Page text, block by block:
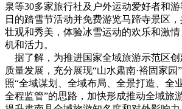
泉等30多家旅行社及户外运动爱好者和
日的踏雪节活动并免费游览马蹄寺景区
壮观和秀美，体验冰雪运动的欢乐和激
机和活力。
据了解，为推进国家全域旅游示范区创
质量发展，充分展现“山水肃南·裕固家园
照“全域谋划、全域布局、全景打造、全
全程监管”的思路，加快形成推动全域旅